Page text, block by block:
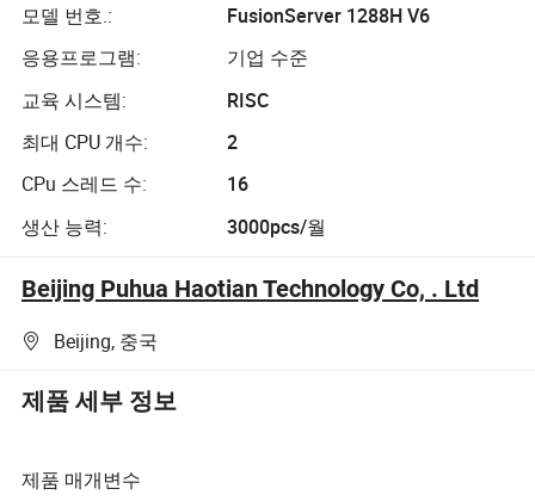
모델 번호.:
FusionServer 1288H V6
응용프로그램:
기업 수준
교육 시스템:
RISC
최대 CPU 개수:
2
CPu 스레드 수:
16
생산 능력:
3000pcs/월
Beijing Puhua Haotian Technology Co, . Ltd
Beijing, 중국
제품 세부 정보
제품 매개변수